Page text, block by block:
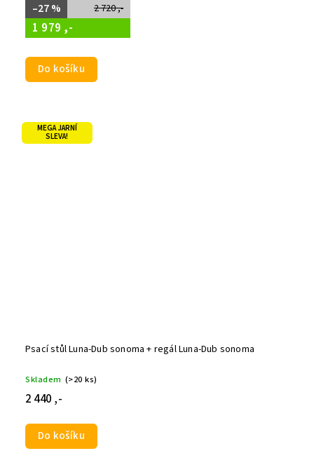
2 720 ,-
–27 %
1 979 ,-
Do košíku
MEGA JARNÍ
SLEVA!
Psací stůl Luna-Dub sonoma + regál Luna-Dub sonoma
Skladem (>20 ks)
2 440 ,-
Do košíku